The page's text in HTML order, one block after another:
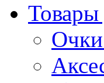
Товары
Очки